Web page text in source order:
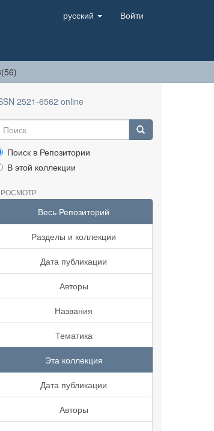
русский Войти
2521-6562 online
Поиск в Репозитории
В этой коллекции
Весь Репозиторий
Разделы и коллекции
Дата публикации
Авторы
Названия
Тематика
Эта коллекция
Дата публикации
Авторы